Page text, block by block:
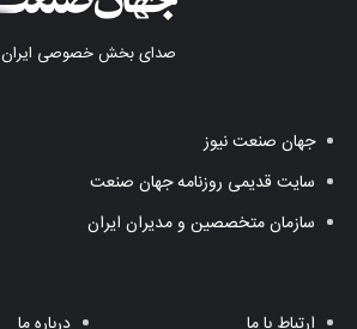
صدای بخش خصوصی ایران
جهان صنعت نیوز
سایت قدیمی روزنامه جهان صنعت
سازمان متخصصین و مدیران ایران